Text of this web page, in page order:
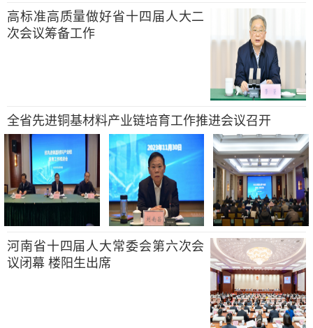
高标准高质量做好省十四届人大二
次会议筹备工作
全省先进铜基材料产业链培育工作推进会议召开
河南省十四届人大常委会第六次会
议闭幕 楼阳生出席